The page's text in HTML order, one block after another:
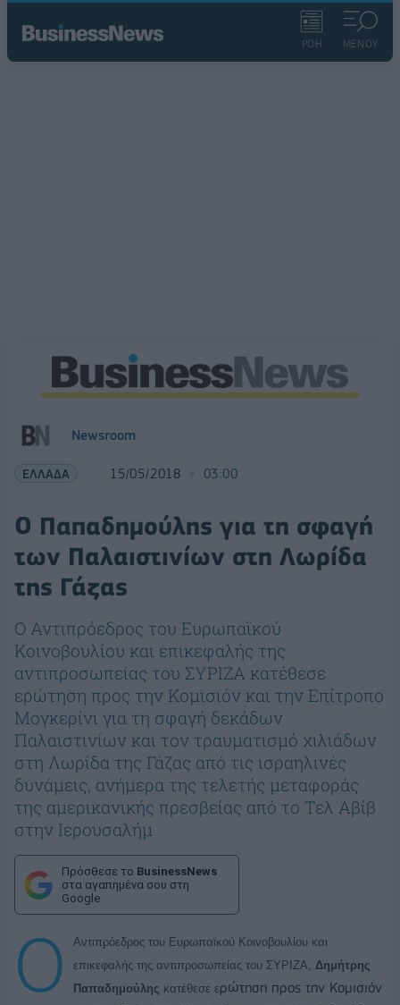
ΡΟΗ ΜΕΝΟΥ
Newsroom
ΕΛΛΑΔΑ 15/05/2018 03:00
Ο Παπαδημούλης για τη σφαγή
των Παλαιστινίων στη Λωρίδα
της Γάζας
Ο Αντιπρόεδρος του Ευρωπαϊκού
Κοινοβουλίου και επικεφαλής της
αντιπροσωπείας του ΣΥΡΙΖΑ κατέθεσε
ερώτηση προς την Κομισιόν και την Επίτροπο
Μογκερίνι για τη σφαγή δεκάδων
Παλαιστινίων και τον τραυματισμό χιλιάδων
στη Λωρίδα της Γάζας από τις ισραηλινές
δυνάμεις, ανήμερα της τελετής μεταφοράς
της αμερικανικής πρεσβείας από το Τελ Αβίβ
στην Ιερουσαλήμ
Πρόσθεσε το BusinessNews
στα αγαπημένα σου στη
Google
Ο
Αντιπρόεδρος του Ευρωπαϊκού Κοινοβουλίου και
επικεφαλής της αντιπροσωπείας του ΣΥΡΙΖΑ, Δημήτρης
Παπαδημούλης κατέθεσε ερώτηση προς την Κομισιόν